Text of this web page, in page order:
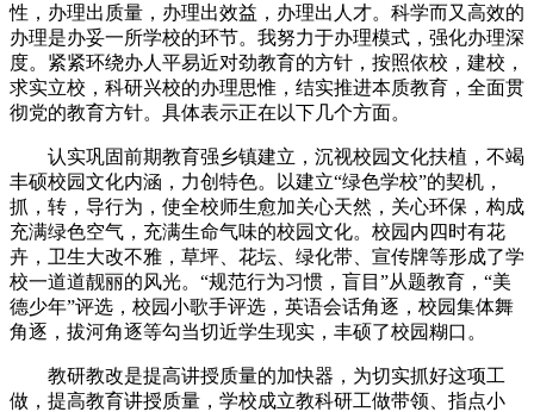
性，办理出质量，办理出效益，办理出人才。科学而又高效的
办理是办妥一所学校的环节。我努力于办理模式，强化办理深
度。紧紧环绕办人平易近对劲教育的方针，按照依校，建校，
求实立校，科研兴校的办理思惟，结实推进本质教育，全面贯
彻党的教育方针。具体表示正在以下几个方面。
认实巩固前期教育强乡镇建立，沉视校园文化扶植，不竭
丰硕校园文化内涵，力创特色。以建立“绿色学校”的契机，
抓，转，导行为，使全校师生愈加关心天然，关心环保，构成
充满绿色空气，充满生命气味的校园文化。校园内四时有花
卉，卫生大改不雅，草坪、花坛、绿化带、宣传牌等形成了学
校一道道靓丽的风光。“规范行为习惯，盲目”从题教育，“美
德少年”评选，校园小歌手评选，英语会话角逐，校园集体舞
角逐，拔河角逐等勾当切近学生现实，丰硕了校园糊口。
教研教改是提高讲授质量的加快器，为切实抓好这项工
做，提高教育讲授质量，学校成立教科研工做带领、指点小